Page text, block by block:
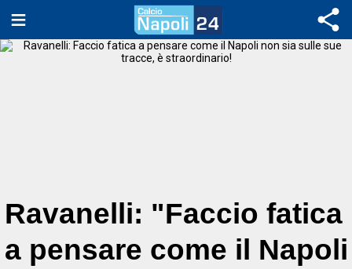
Ravanelli: "Faccio fatica
a pensare come il Napoli